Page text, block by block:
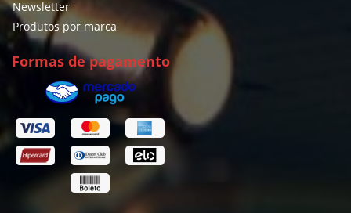
Newsletter
Produtos por marca
Formas de pagamento